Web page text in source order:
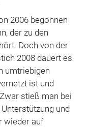
2006 begonnen
der zu den
Doch von der
2008 dauert es
umtriebigen
ist und
stieß man bei
und
wieder auf